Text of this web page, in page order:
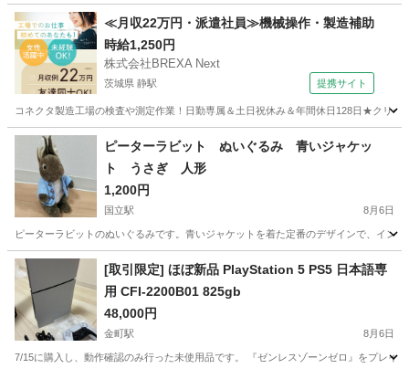
東京 国立市 国立駅 おもちゃ
≪月収22万円・派遣社員≫機械操作・製造補助
時給1,250円
株式会社BREXA Next
茨城県 静駅 提携サイト
コネクタ製造工場の検査や測定作業！日勤専属＆土日祝休み＆年間休日128日★クリ
茨城 常陸大宮市 静駅 その他
ピーターラビット ぬいぐるみ 青いジャケッ
ト うさぎ 人形
1,200円
国立駅 8月6日
ピーターラビットのぬいぐるみです。青いジャケットを着た定番のデザインで、イン
東京 国立市 国立駅 おもちゃ
[取引限定] ほぼ新品 PlayStation 5 PS5 日本語専
用 CFI-2200B01 825gb
48,000円
金町駅 8月6日
7/15に購入し、動作確認のみ行った未使用品です。 『ゼンレスゾーンゼロ』をプレ